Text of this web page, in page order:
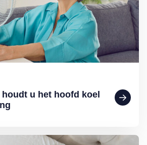
u het hoofd koel
hype: slapen met mondtape